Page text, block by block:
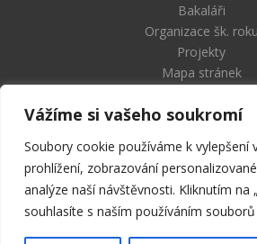
Vážíme si vašeho soukromí
Soubory cookie používáme k vylepšení
prohlížení, zobrazování
analýze naší návštěvnosti. Kliknutím na
souhlasíte s naším používáním
Bakaláři
Organizace šk. roku
Projekty
Mapa stránek
Střední průmyslová škola
a Vyšší odborná škola